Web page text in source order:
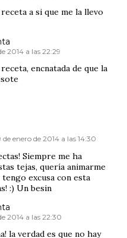
a si que me la llevo
2014 a las 22:29
encnatada de que la
de enero de 2014 a las 14:30
Siempre me ha
tejas, quería animarme
excusa con esta
:) Un besin
2014 a las 22:30
la verdad es que no hay